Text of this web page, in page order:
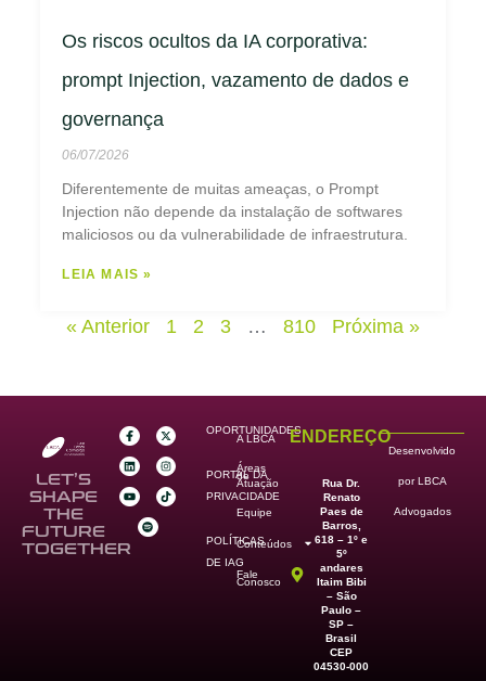
Os riscos ocultos da IA corporativa:
prompt Injection, vazamento de dados e
governança
06/07/2026
Diferentemente de muitas ameaças, o Prompt
Injection não depende da instalação de softwares
maliciosos ou da vulnerabilidade de infraestrutura.
LEIA MAIS »
« Anterior 1 2 3 … 810 Próxima »
LET’S
SHAPE
THE
FUTURE
TOGETHER
OPORTUNIDADES
PORTAL DA
PRIVACIDADE
POLÍTICAS
DE IAG
A LBCA
Áreas
de
Atuação
Equipe
Conteúdos
Fale
Conosco
ENDEREÇO
Rua Dr.
Renato
Paes de
Barros,
618 – 1º e
5º
andares
Itaim Bibi
– São
Paulo –
SP –
Brasil
CEP
04530-000
Desenvolvido
por LBCA
Advogados